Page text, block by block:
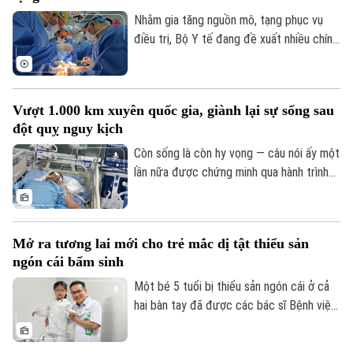
Tư vấn sức khỏe
Quần vợt
Golf
Tin tức
Sao
Thời trang
Âm nhạc
Đã phát sóng
đột quỵ não... được cấp cứu, can thiệp
trong “giờ vàng”, mở thêm cơ hội sống và
Nhằm gia tăng nguồn mô, tạng phục vụ
điều trị, Bộ Y tế đang đề xuất nhiều chính
thể người và hiến, lấy xác.
Vượt 1.000 km xuyên quốc gia, giành lại sự sống sau
đột quỵ nguy kịch
Còn sống là còn hy vọng — câu nói ấy một
lần nữa được chứng minh qua hành trình
của các bác sĩ Bệnh viện Bạch Mai, một
trình vượt 1.000 km xuyên đêm.
Mở ra tương lai mới cho trẻ mắc dị tật thiểu sản
ngón cái bẩm sinh
Một bé 5 tuổi bị thiểu sản ngón cái ở cả
hai bàn tay đã được các bác sĩ Bệnh viện